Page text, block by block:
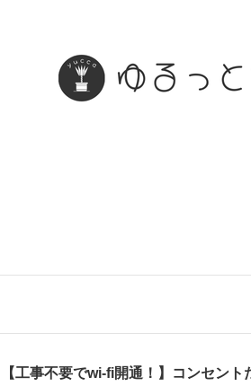
【工事不要でwi-fi開通！】コンセン